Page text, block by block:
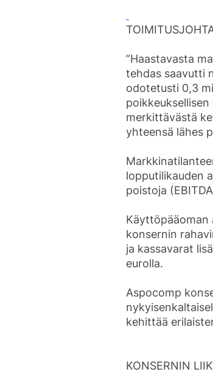
”Haastavasta
tehdas saavutti
odotetusti 0,3
merkittävästä
yhteensä lähes
lopputilikauden
poistoja
Käyttöpääoman
konsernin
ja kassavarat
eurolla.
Aspocomp
kehittää
KONSERNIN